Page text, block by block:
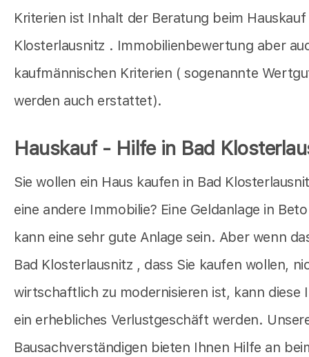
Kriterien ist Inhalt der Beratung beim Hauskauf
Klosterlausnitz . Immobilienbewertung aber
kaufmännischen Kriterien ( sogenannte
werden auch erstattet).
Hauskauf - Hilfe in Bad
Sie wollen ein Haus kaufen in Bad
eine andere Immobilie? Eine Geldanlage in
kann eine sehr gute Anlage sein. Aber wenn
Bad Klosterlausnitz , dass Sie kaufen wollen,
wirtschaftlich zu modernisieren ist, kann diese
ein erhebliches Verlustgeschäft werden.
Bausachverständigen bieten Ihnen Hilfe an